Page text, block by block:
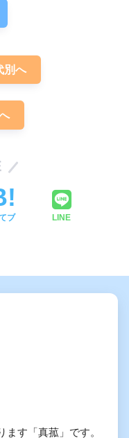
別へ
ブ LINE
す「真菰」です。